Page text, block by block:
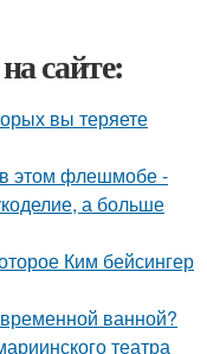
сайте:
вы теряете
в этом флешмобе -
а больше
Ким бейсингер
ванной?
театра